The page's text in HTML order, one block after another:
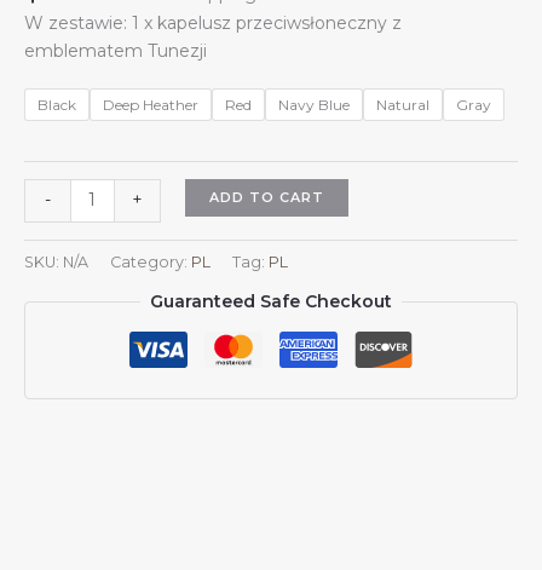
W zestawie: 1 x kapelusz przeciwsłoneczny z
emblematem Tunezji
Black Deep Heather Red Navy Blue Natural Gray
-
Tunezji
Kapelusze
przeciwsłoneczne
dla
+ ADD TO CART
SKU: N/A Category: PL Tag: PL
Guaranteed Safe Checkout